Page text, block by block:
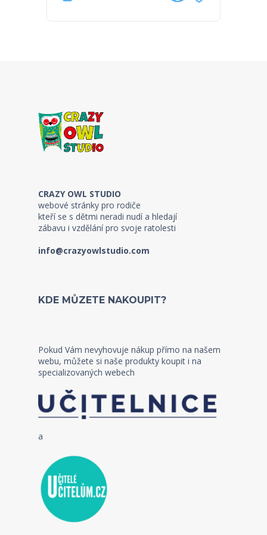
CRAZY OWL STUDIO
webové stránky pro rodiče
kteří se s dětmi neradi nudí a hledají
zábavu i vzdělání pro svoje ratolesti
info@crazyowlstudio.com
KDE MŮZETE NAKOUPIT?
Pokud Vám nevyhovuje nákup přímo na našem
webu, můžete si naše produkty koupit i na
specializovaných webech
a